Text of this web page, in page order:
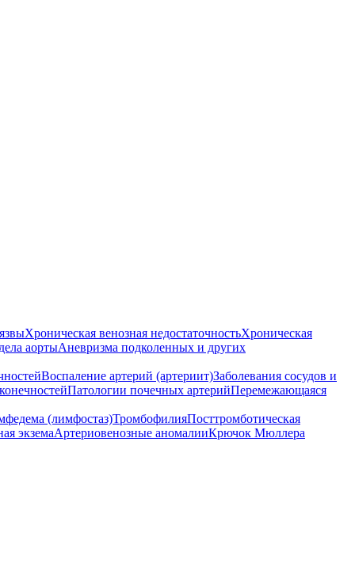
Хроническая венозная недостаточностьХроническая
аортыАневризма подколенных и других
Воспаление артерий (артериит)Заболевания сосудов и
Патологии почечных артерийПеремежающаяся
(лимфостаз)ТромбофилияПосттромботическая
экземаАртериовенозные аномалииКрючок Мюллера